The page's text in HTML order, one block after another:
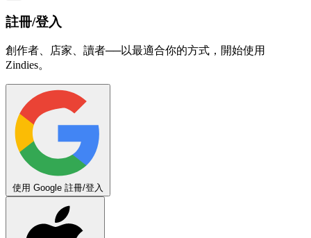
註冊/登入
創作者、店家、讀者──以最適合你的方式，開始使用
Zindies。
使用 Google 註冊/登入